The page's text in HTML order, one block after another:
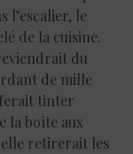
l’escalier, le
de la cuisine.
du
de mille
tinter
la boîte aux
retirerait les